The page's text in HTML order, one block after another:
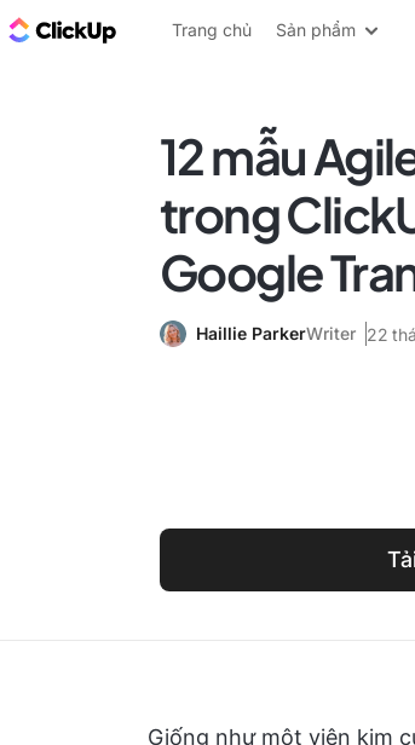
ClickUp Blog
Trang chủ Sản phẩm
12 mẫu
trong
Google
Haillie ParkerWriter 22
Giống như một viên kim